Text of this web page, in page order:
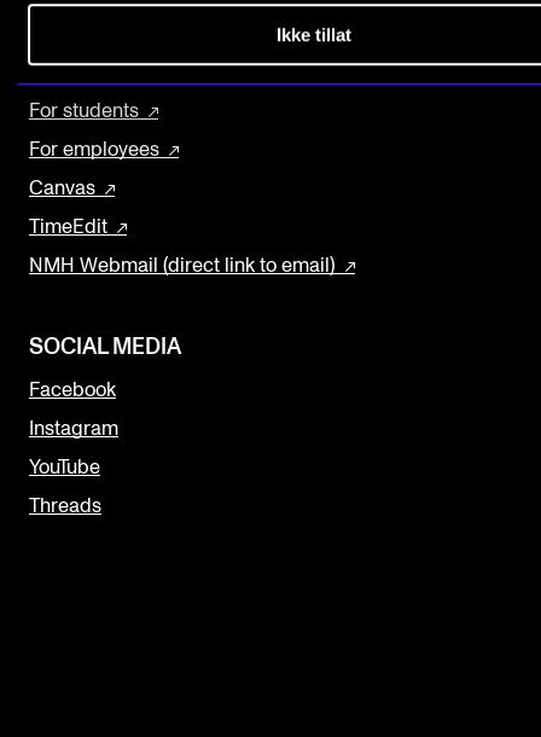
Ikke tillat
For Students and Employees
The Student Committee (SUT) (student.nmh.no)
NEWS
IN.TUNE
For students
For employees
Canvas
TimeEdit
NMH Webmail (direct link to email)
SOCIAL MEDIA
Facebook
Instagram
YouTube
Threads